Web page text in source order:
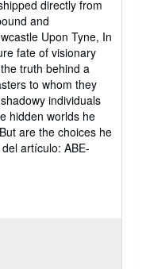
directly from
and
Upon Tyne, In
fate of visionary
truth behind a
to whom they
individuals
hidden worlds he
are the choices he
del artículo: ABE-